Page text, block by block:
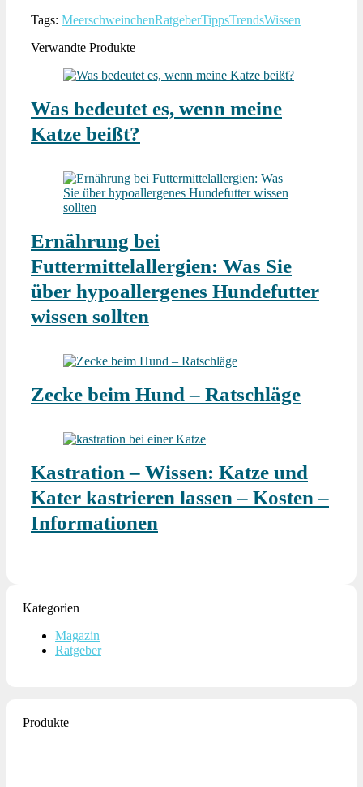
Tags: MeerschweinchenRatgeberTippsTrendsWissen
Verwandte Produkte
Was bedeutet es, wenn meine
Katze beißt?
Ernährung bei
Futtermittelallergien: Was Sie
über hypoallergenes Hundefutter
wissen sollten
Zecke beim Hund – Ratschläge
Kastration – Wissen: Katze und
Kater kastrieren lassen – Kosten –
Informationen
Kategorien
Magazin
Ratgeber
Produkte